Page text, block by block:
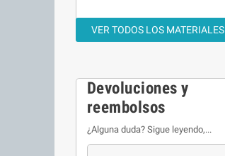
VER TODOS LOS MATERIALES
Devoluciones y
reembolsos
¿Alguna duda? Sigue leyendo,...